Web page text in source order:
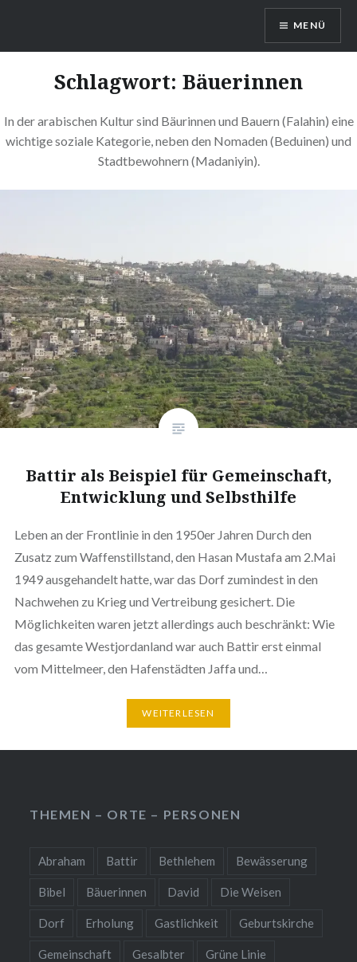
InhaltKommt und Seht!
MENÜ
Schlagwort: Bäuerinnen
In der arabischen Kultur sind Bäurinnen und Bauern (Falahin) eine
wichtige soziale Kategorie, neben den Nomaden (Beduinen) und
Stadtbewohnern (Madaniyin).
Battir als Beispiel für Gemeinschaft,
Entwicklung und Selbsthilfe
Leben an der Frontlinie in den 1950er Jahren Durch den
Zusatz zum Waffenstillstand, den Hasan Mustafa am 2.Mai
1949 ausgehandelt hatte, war das Dorf zumindest in den
Nachwehen zu Krieg und Vertreibung gesichert. Die
Möglichkeiten waren jetzt allerdings auch beschränkt: Wie
das gesamte Westjordanland war auch Battir erst einmal
vom Mittelmeer, den Hafenstädten Jaffa und…
WEITERLESEN
THEMEN – ORTE – PERSONEN
Abraham Battir Bethlehem Bewässerung
Bibel Bäuerinnen David Die Weisen
Dorf Erholung Gastlichkeit Geburtskirche
Gemeinschaft Gesalbter Grüne Linie